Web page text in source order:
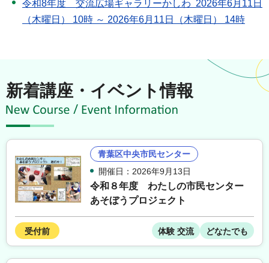
令和8年度 交流広場ギャラリーかしわ 2026年6月11日
（木曜日） 10時 ～ 2026年6月11日（木曜日） 14時
新着講座・イベント情報
青葉区中央市民センター
開催日：2026年9月13日
令和８年度 わたしの市民センター
あそぼうプロジェクト
受付前 体験 交流 どなたでも